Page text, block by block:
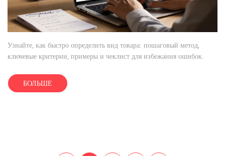
Узнайте, как быстро определить вид товара: пошаговый метод,
ключевые критерии, примеры и чеклист для избежания ошибок.
БОЛЬШЕ